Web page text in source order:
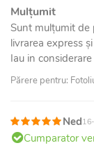
Mulțumit
Sunt mulțumit de
livrarea express
Iau in
Părere pentru:
Ned
Cumparator